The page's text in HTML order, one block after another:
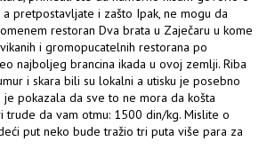
pretpostavljate i zašto Ipak, ne mogu da
restoran Dva brata u Zaječaru u kome
i gromopucatelnih restorana po
najboljeg brancina ikada u ovoj zemlji. Riba
i skara bili su lokalni a utisku je posebno
pokazala da sve to ne mora da košta
trude da vam otmu: 1500 din/kg. Mislite o
put neko bude tražio tri puta više para za